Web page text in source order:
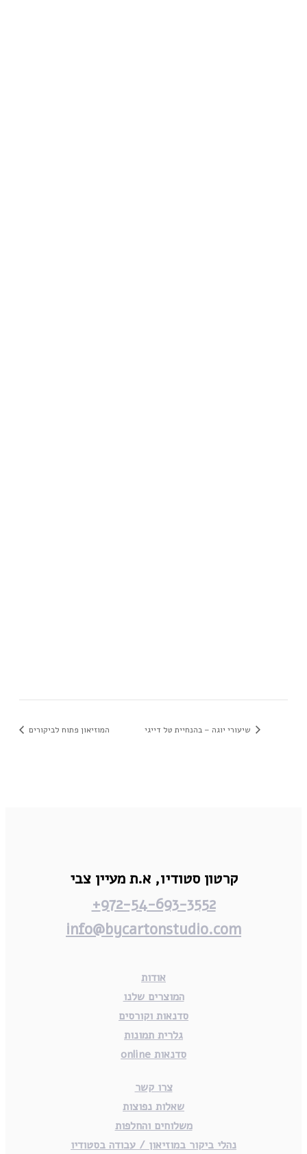
שיעורי יוגה – בהנחיית טל דייגי המוזיאון פתוח לביקורים
קרטון סטודיו,א.ת מעיין צבי
972-54-693-3552+
info@bycartonstudio.com
אודות
המוצרים שלנו
סדנאות וקורסים
גלרית תמונות
סדנאות online
צרו קשר
שאלות נפוצות
משלוחים והחלפות
נהלי ביקור במוזיאון / עבודה בסטודיו